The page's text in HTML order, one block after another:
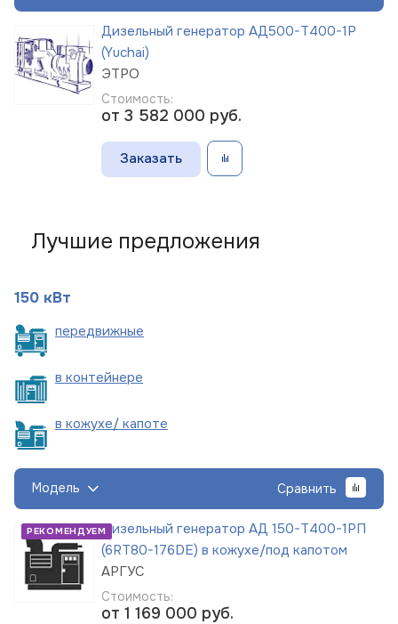
Дизельный генератор АД500-Т400-1Р
(Yuchai)
ЭТРО
Стоимость:
от 3 582 000 руб.
Заказать
Лучшие предложения
150 кВт
передвижные
в контейнере
в кожухе/ капоте
Модель Сравнить
РЕКОМЕНДУЕМДизельный генератор АД 150-Т400-1РП
(6RT80-176DE) в кожухе/под капотом
АРГУС
Стоимость:
от 1 169 000 руб.